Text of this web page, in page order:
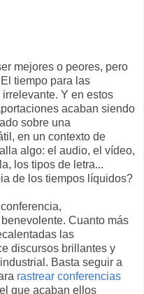
mejores o peores, pero
El tiempo para las
Y en estos
acaban siendo
sobre una
en un contexto de
algo: el audio, el vídeo,
los tipos de letra...
de los tiempos líquidos?
Cuanto más
las
discursos brillantes y
Basta seguir a
rastrear conferencias
que acaban ellos